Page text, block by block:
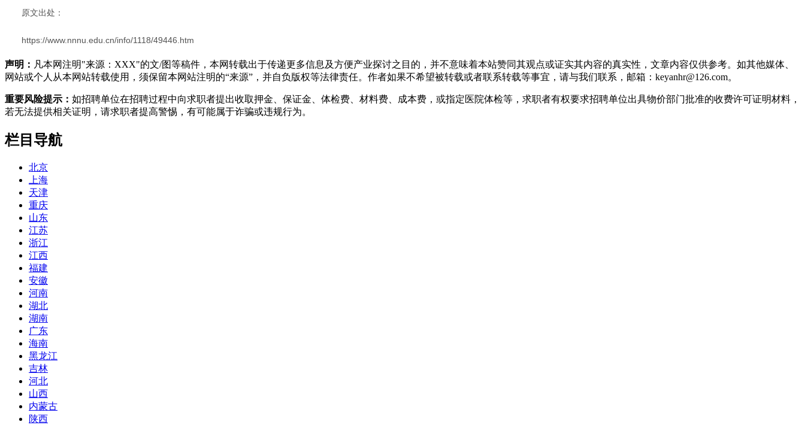
原文出处：
https://www.nnnu.edu.cn/info/1118/49446.htm
声明： 凡本网注明"来源：XXX"的文/图等稿件，本网转载出于传递更多信息及方便产业探讨之目的，并不意味着本站赞同其观点或证实其内容的真实性，文章内容仅供参考。如其他媒体、
网站或个人从本网站转载使用，须保留本网站注明的“来源”，并自负版权等法律责任。作者如果不希望被转载或者联系转载等事宜，请与我们联系，邮箱：keyanhr@126.com。
重要风险提示： 如招聘单位在招聘过程中向求职者提出收取押金、保证金、体检费、材料费、成本费，或指定医院体检等，求职者有权要求招聘单位出具物价部门批准的收费许可证明材料，
若无法提供相关证明，请求职者提高警惕，有可能属于诈骗或违规行为。
栏目导航
北京
上海
天津
重庆
山东
江苏
浙江
江西
福建
安徽
河南
湖北
湖南
广东
海南
黑龙江
吉林
河北
山西
内蒙古
陕西